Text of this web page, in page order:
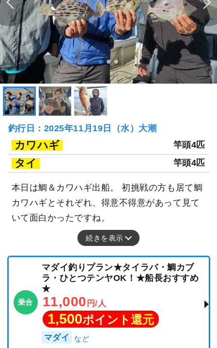
釣行日：2025年11月19日（水）大潮
カワハギ 竿頭4匹
タイ 竿頭4匹
本日は鯛＆カワハギ出船。 初挑戦の方も居て鯛
カワハギとそれぞれ、得意不得意があって見て
いて面白かったですね。
続きを表示
乗合
マダイ釣りプラン★タイラバ・鯛カブ
ラ・ひとつテンヤOK！★船長おすすめ
★
11,000 円/人
1,500ポイント還元
マダイ